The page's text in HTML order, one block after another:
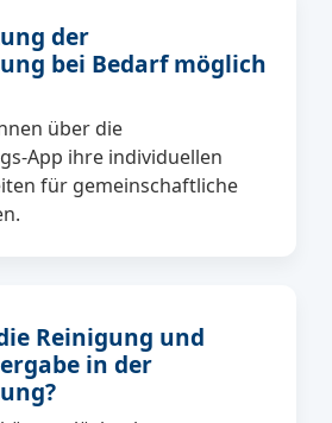
der
bei Bedarf möglich
über die
App ihre individuellen
für gemeinschaftliche
Reinigung und
in der